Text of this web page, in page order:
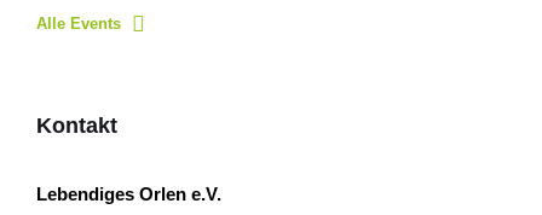
to
calendar
Alle Events
Kontakt
Lebendiges Orlen e.V.